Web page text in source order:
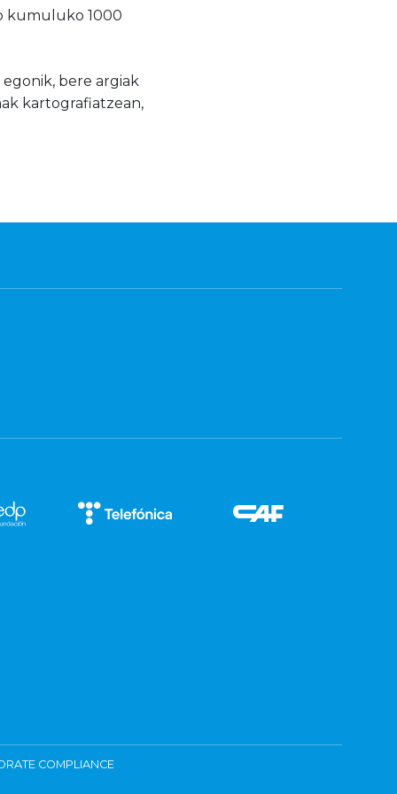
kumuluko 1000
bere argiak
kartografiatzean,
COMPLIANCE